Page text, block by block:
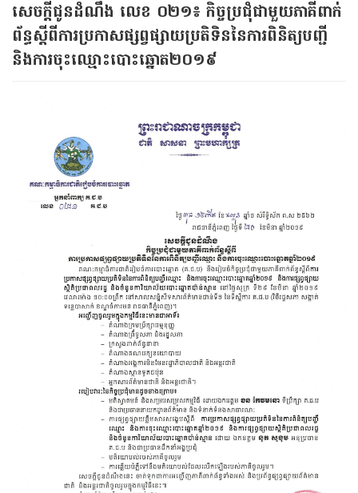
សេចក្ដីជូនដំណឹង លេខ ០២១​៖ កិច្ចប្រជុំជាមួយភាគីពាក់
ព័ន្ធស្ដីពី​ការប្រកាសផ្សព្វផ្សាយ​ប្រតិទិន​នៃការពិនិត្យបញ្ជី​
និង​ការចុះឈ្មោះបោះឆ្នោត​២០១៩